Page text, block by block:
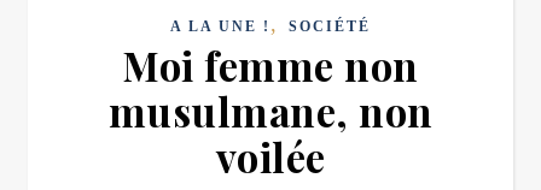
A LA UNE ! , SOCIÉTÉ
Moi femme non
musulmane, non
voilée